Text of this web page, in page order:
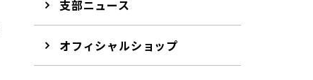
支部ニュース
オフィシャルショップ